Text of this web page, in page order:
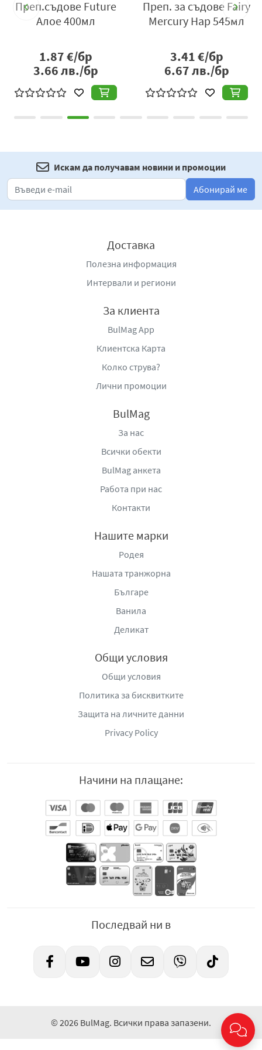
www.exowash.eu
Преп.съдове Future
Алое 400мл
1.87€/бр
3.66лв./бр
Преп. за съдове Fairy
Mercury Нар 545мл
3.41€/бр
6.67лв./бр
Искам да получавам новини и промоции
Абонирай ме
Доставка
Полезна информация
Интервали и региони
За клиента
BulMag App
Клиентска Карта
Колко струва?
Лични промоции
BulMag
За нас
Всички обекти
BulMag анкета
Работа при нас
Контакти
Нашите марки
Родея
Нашата транжорна
Българе
Ванила
Деликат
Общи условия
Общи условия
Политика за бисквитките
Защита на личните данни
Privacy Policy
Начини на плащане:
Последвай ни в
© 2026 BulMag. Всички права запазени.